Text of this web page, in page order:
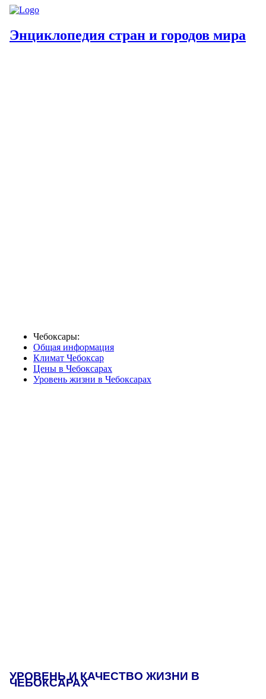
Энциклопедия стран и городов мира
Чебоксары:
Общая информация
Климат Чебоксар
Цены в Чебоксарах
Уровень жизни в Чебоксарах
УРОВЕНЬ И КАЧЕСТВО ЖИЗНИ В
ЧЕБОКСАРАХ